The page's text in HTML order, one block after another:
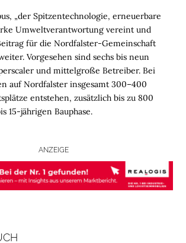
„der Spitzentechnologie, erneuerbare
Umweltverantwortung vereint und
für die Nordfalster-Gemeinschaft
Vorgesehen sind sechs bis neun
und mittelgroße Betreiber. Bei
auf Nordfalster insgesamt 300–400
entstehen, zusätzlich bis zu 800
15-jährigen Bauphase.
ANZEIGE